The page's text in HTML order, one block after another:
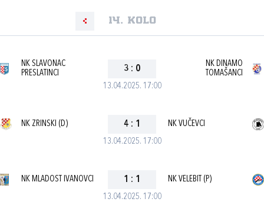
14. kolo
13.04.2025. 17:00
NK SLAVONAC
PRESLATINCI
3 : 0
NK DINAMO
TOMAŠANCI
13.04.2025. 17:00
NK ZRINSKI (D) 4 : 1 NK VUČEVCI
13.04.2025. 17:00
NK MLADOST IVANOVCI 1 : 1 NK VELEBIT (P)